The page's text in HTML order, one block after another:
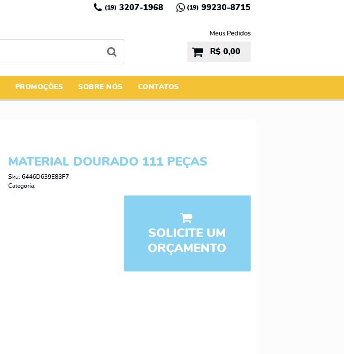
(19) 3207-1968 (19) 99230-8715
Meus Pedidos
R$ 0,00
PROMOÇÕES SOBRE NÓS CONTATOS
MATERIAL DOURADO 111 PEÇAS
Sku: 6446D639E83F7
Categoria:
SOLICITE UM
ORÇAMENTO